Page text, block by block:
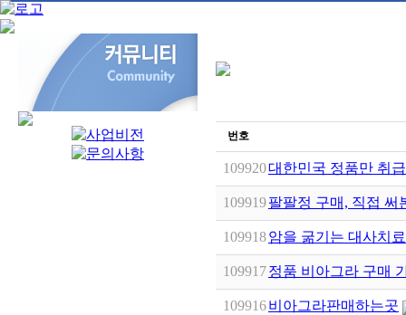
번호
109920대한민국 정품만 취
109919팔팔정 구매, 직접 써
109918암을 굶기는 대사치
109917정품 비아그라 구매
109916비아그라판매하는곳